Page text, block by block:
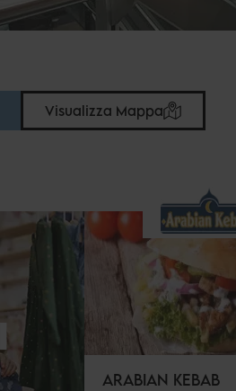
Visualizza Mappa
ARABIAN KEBAB